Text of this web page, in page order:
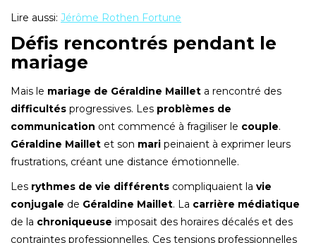
Lire aussi: Jérôme Rothen Fortune
Défis rencontrés pendant le
mariage
Mais le mariage de Géraldine Maillet a rencontré des
difficultés progressives. Les problèmes de
communication ont commencé à fragiliser le couple.
Géraldine Maillet et son mari peinaient à exprimer leurs
frustrations, créant une distance émotionnelle.
Les rythmes de vie différents compliquaient la vie
conjugale de Géraldine Maillet. La carrière médiatique
de la chroniqueuse imposait des horaires décalés et des
contraintes professionnelles. Ces tensions professionnelles